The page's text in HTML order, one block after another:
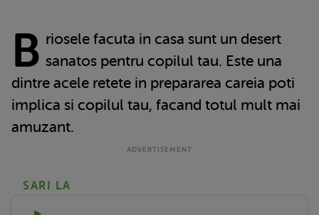
B riosele facuta in casa sunt un desert
sanatos pentru copilul tau. Este una
dintre acele retete in prepararea careia poti
implica si copilul tau, facand totul mult mai
amuzant.
SARI LA